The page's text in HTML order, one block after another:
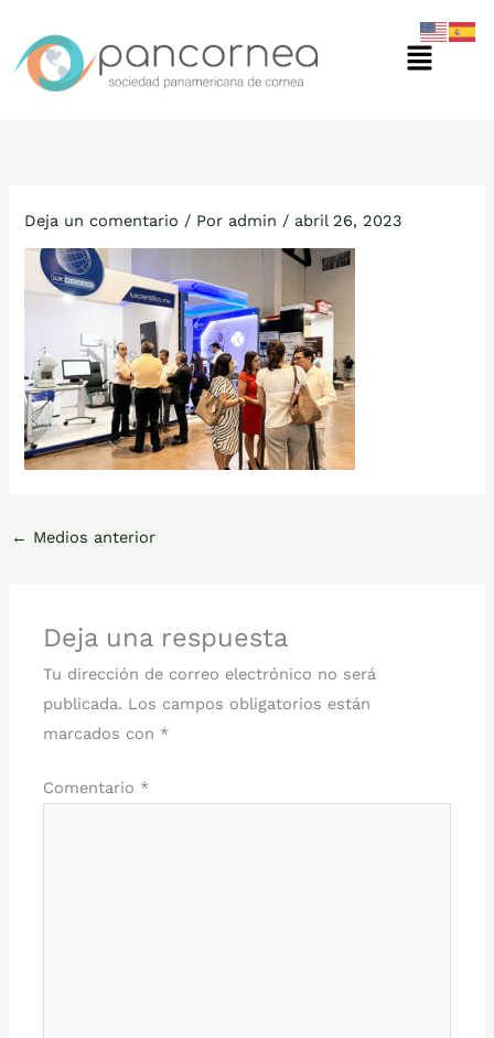
contenido
Menú
Deja un comentario / Por admin / abril 26, 2023
← Medios anterior
Deja una respuesta
Tu dirección de correo electrónico no será
publicada. Los campos obligatorios están
marcados con *
Comentario *